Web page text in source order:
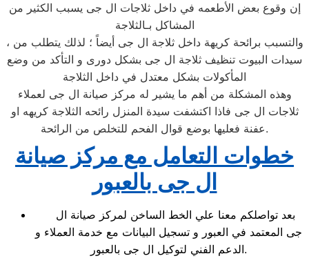
إن وقوع بعض الأطعمه في داخل ثلاجات ال جى يسبب الكثير من
المشاكل بـالثلاجة
، والتسبب برائحة كريهة داخل ثلاجة ال جى أيضاً ؛ لذلك يتطلب من
سيدات البيوت تنظيف ثلاجة ال جى بشكل دورى و التأكد من وضع
المأكولات بشكل معتدل في داخل الثلاجة
وهذه المشكلة من أهم ما يشير له مركز صيانة ال جى لعملاء
ثلاجات ال جى فاذا اكتشفت سيدة المنزل رائحه الثلاجة كريهه او
عفنة فعليها بوضع قوال الفحم للتخلص من الرائحة.
خطوات التعامل مع مركز صيانة
ال جى بالعبور
جى المعتمد في العبور و تسجيل البيانات مع خدمة العملاء و
الدعم الفني لتوكيل ال جى بالعبور.